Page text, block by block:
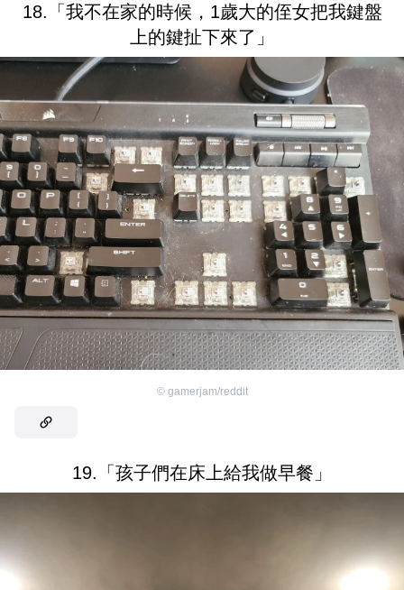
18.「我不在家的時候，1歲大的侄女把我鍵盤
上的鍵扯下來了」
© gamerjam/reddit
19.「孩子們在床上給我做早餐」